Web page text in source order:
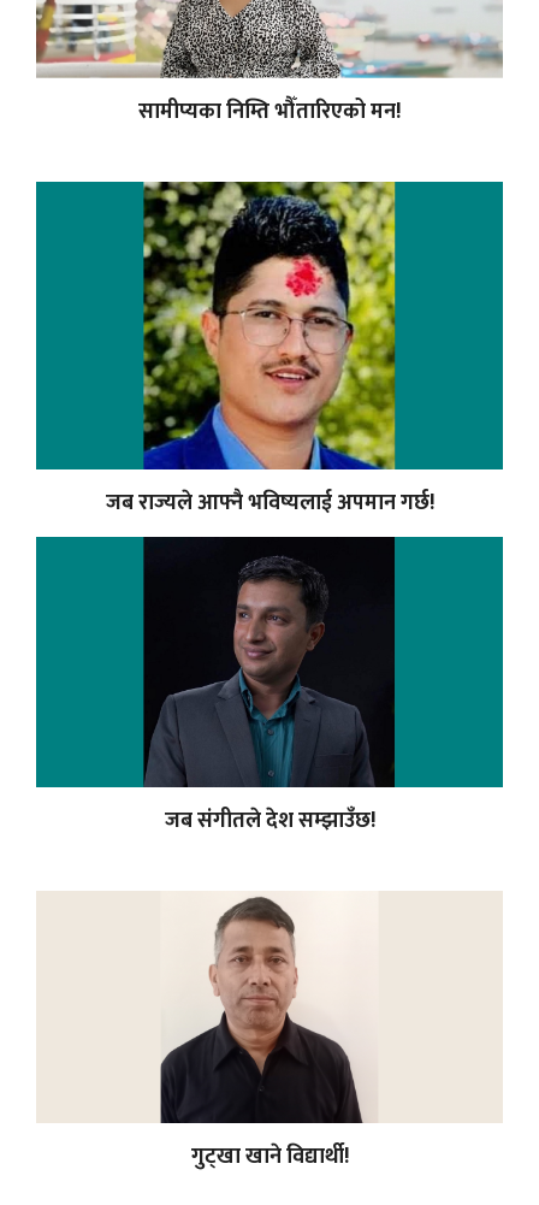
सामीप्यका निम्ति भौँतारिएको मन!
जब राज्यले आफ्नै भविष्यलाई अपमान गर्छ!
जब संगीतले देश सम्झाउँछ!
गुट्खा खाने विद्यार्थी!